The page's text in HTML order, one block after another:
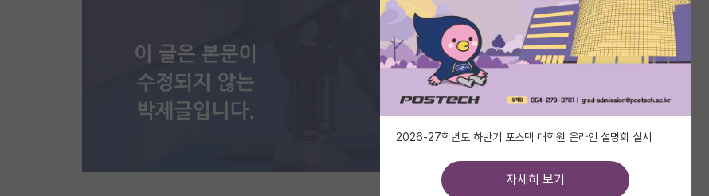
2026-27학년도 하반기 포스텍 대학원 온라인 설명회 실시
자세히 보기